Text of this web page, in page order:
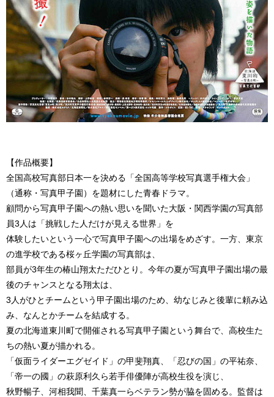
【作品概要】
全国高校写真部日本一を決める「全国高等学校写真選手権大会」
（通称・写真甲子園）を題材にした青春ドラマ。
顧問から写真甲子園への熱い思いを聞いた大阪・関西学園の写真部
員3人は「挑戦した人だけが見える世界」を
体験したいという一心で写真甲子園への出場をめざす。一方、東京
の進学校である桜ヶ丘学園の写真部は、
部員が3年生の椿山翔太ただひとり。今年の夏が写真甲子園出場の最
後のチャンスとなる翔太は、
3人がひとチームという甲子園出場のため、幼なじみと後輩に頼み込
み、なんとかチームを結成する。
夏の北海道東川町で開催される写真甲子園という舞台で、高校生た
ちの熱い夏が描かれる。
「仮面ライダーエグゼイド」の甲斐翔真、「忍びの国」の平祐奈、
「帝一の國」の萩原利久ら若手俳優陣が高校生役を演じ、
秋野暢子、河相我聞、千葉真一らベテラン勢が脇を固める。監督は